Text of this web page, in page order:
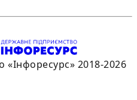
2018-2026